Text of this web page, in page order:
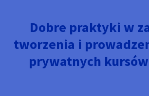
Dobre praktyki w
tworzenia i
prywatnych